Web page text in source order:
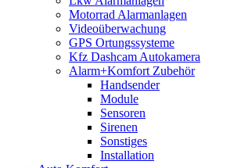
Motorrad Alarmanlagen
Videoüberwachung
GPS Ortungssysteme
Kfz Dashcam Autokamera
Alarm+Komfort Zubehör
Handsender
Module
Sensoren
Sirenen
Sonstiges
Installation